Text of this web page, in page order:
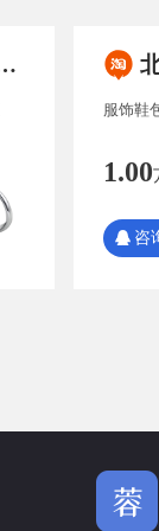
北京
服饰鞋
1.00
咨